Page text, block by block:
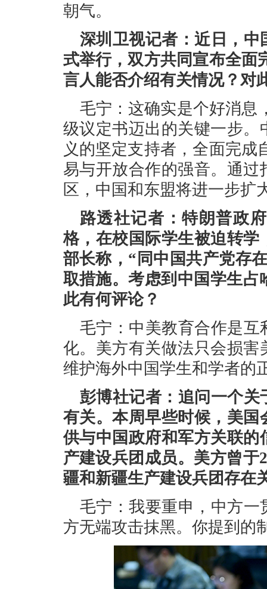
朝气。
深圳卫视记者：近日，
式举行，双方共同宣布全
言人能否介绍有关情况？对
毛宁：这确实是个好消
级议定书迈出的关键一步
义的坚定支持者，全面完成
易与开放合作的强音。通
区，中国和东盟将进一步扩
路透社记者：特朗普政
格，在校国际学生被迫转
部长称，“同中国共产党存
取措施。考虑到中国学生占
此有何评论？
毛宁：中美教育合作是
化。美方有关做法只会损
维护海外中国学生和学者的
彭博社记者：追问一个
有关。本周早些时候，美
供与中国政府和军方关联
产建设兵团成员。美方曾于
疆和新疆生产建设兵团存在
毛宁：我要重申，中方
方无端攻击抹黑。你提到的